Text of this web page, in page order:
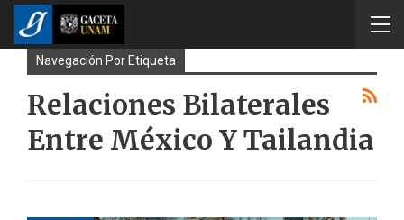
Navegación Por Etiqueta
Relaciones Bilaterales
Entre México Y Tailandia